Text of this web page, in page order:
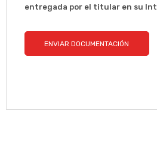
entregada por el titular en su